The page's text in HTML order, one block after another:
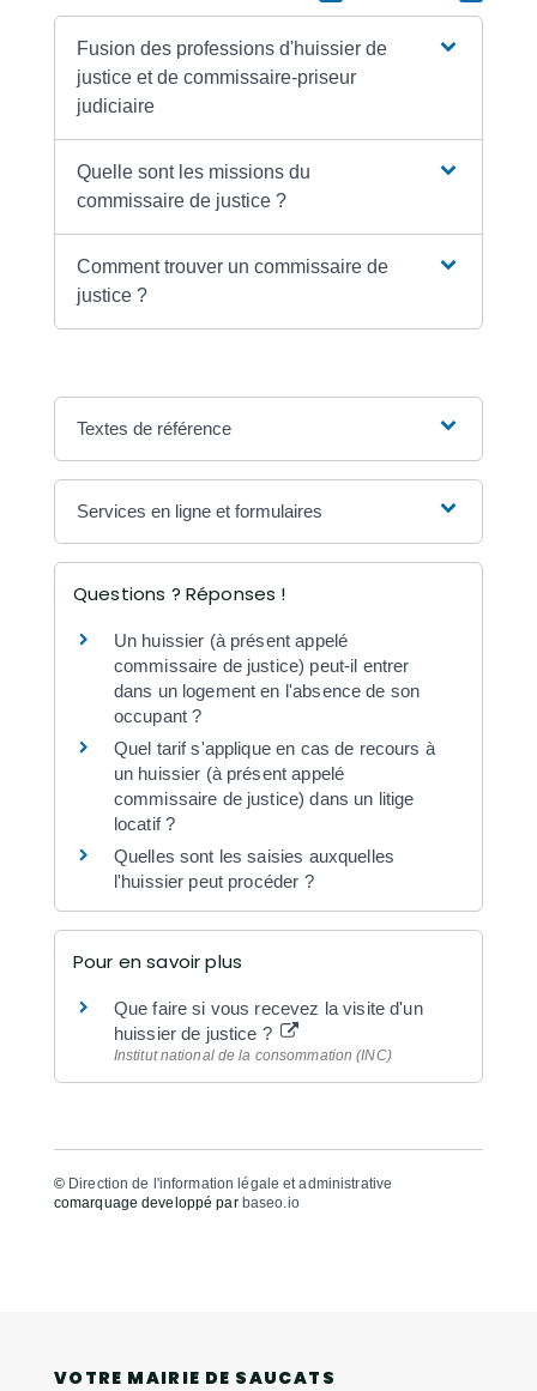
Fusion des professions d'huissier de
justice et de commissaire-priseur
judiciaire
Quelle sont les missions du
commissaire de justice ?
Comment trouver un commissaire de
justice ?
Textes de référence
Services en ligne et formulaires
Questions ? Réponses !
Un huissier (à présent appelé
commissaire de justice) peut-il entrer
dans un logement en l'absence de son
occupant ?
Quel tarif s'applique en cas de recours à
un huissier (à présent appelé
commissaire de justice) dans un litige
locatif ?
Quelles sont les saisies auxquelles
l'huissier peut procéder ?
Pour en savoir plus
Que faire si vous recevez la visite d'un
huissier de justice ?
Institut national de la consommation (INC)
© Direction de l'information légale et administrative
comarquage developpé par baseo.io
VOTRE MAIRIE DE SAUCATS